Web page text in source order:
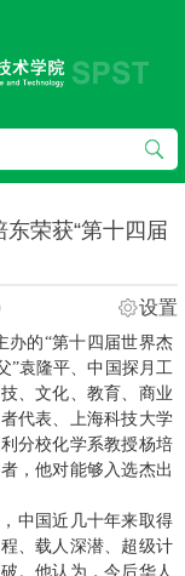
荣获“第十四届
设置
办的“第十四届世界杰
”袁隆平、中国探月工
、文化、教育、商业
代表、上海科技大学
分校化学系教授杨培
，他对能够入选杰出
中国近几十年来取得
、载人深潜、超级计
。他认为，今后华人